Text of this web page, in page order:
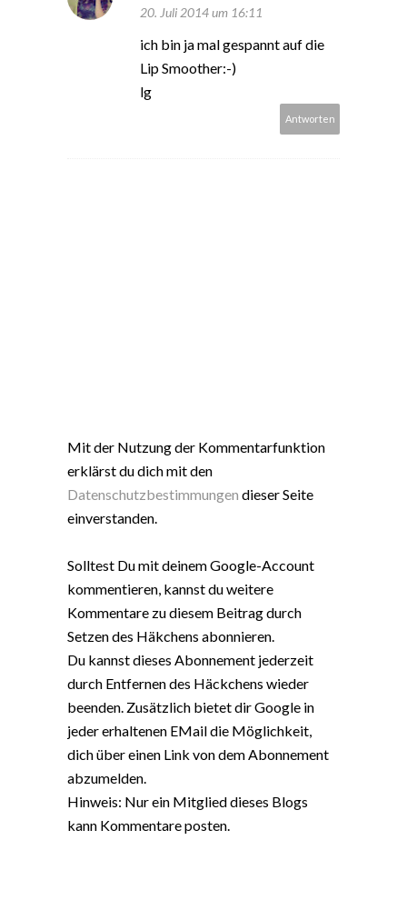
20. Juli 2014 um 16:11
ich bin ja mal gespannt auf die
Lip Smoother:-)
lg
Antworten
Mit der Nutzung der Kommentarfunktion
erklärst du dich mit den
Datenschutzbestimmungen dieser Seite
einverstanden.
Solltest Du mit deinem Google-Account
kommentieren, kannst du weitere
Kommentare zu diesem Beitrag durch
Setzen des Häkchens abonnieren.
Du kannst dieses Abonnement jederzeit
durch Entfernen des Häckchens wieder
beenden. Zusätzlich bietet dir Google in
jeder erhaltenen EMail die Möglichkeit,
dich über einen Link von dem Abonnement
abzumelden.
Hinweis: Nur ein Mitglied dieses Blogs
kann Kommentare posten.